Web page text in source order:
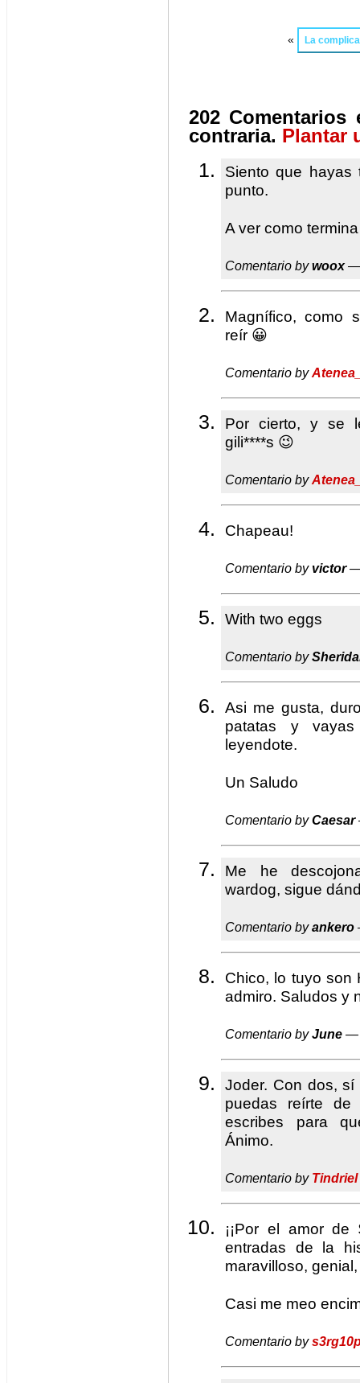
« La
202
contraria. Plantar
Siento que hayas
punto.
A ver como
Comentario bywoox—
Magnífico, como
reír 😀
Comentario by
Por cierto, y se
gili****s 😉
Comentario by
Chapeau!
Comentario by victor—
With two eggs
Comentario by
Asi me gusta,
patatas y
leyendote.
Un Saludo
Comentario byCaesar
Me he
wardog, sigue
Comentario byankero
Chico, lo tuyo son
admiro. Saludos y
Comentario byJune —
Joder. Con dos,
puedas reírte
escribes para
Ánimo.
Comentario by Tindriel
¡¡Por el amor
entradas de la
maravilloso,
Casi me meo
Comentario by